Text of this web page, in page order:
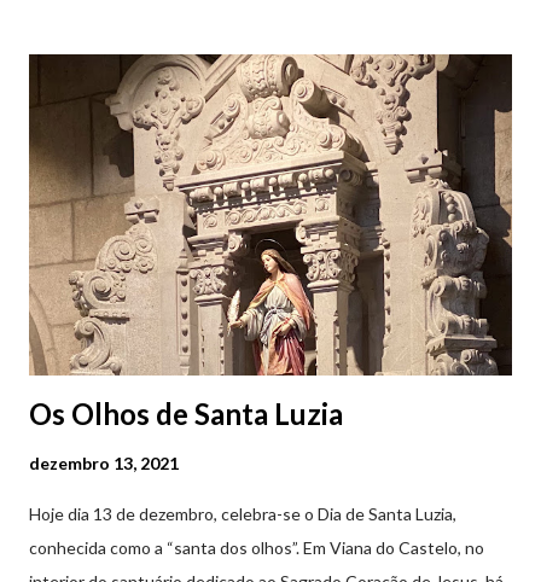
Os Olhos de Santa Luzia
dezembro 13, 2021
Hoje dia 13 de dezembro, celebra-se o Dia de Santa Luzia,
conhecida como a “santa dos olhos”. Em Viana do Castelo, no